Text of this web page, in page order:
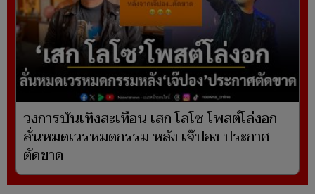
วงการบันเทิงสะเทือน เสก โลโซ โพสต์โล่งอก
ลั่นหมดเวรหมดกรรม หลัง เจ๊ปอง ประกาศ
ตัดขาด